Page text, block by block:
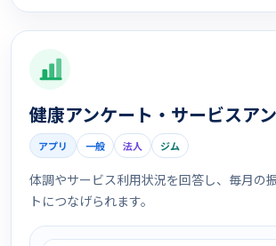
健康アンケート・サービスア
アプリ 一般 法人 ジム
体調やサービス利用状況を回答し、毎月の
トにつなげられます。